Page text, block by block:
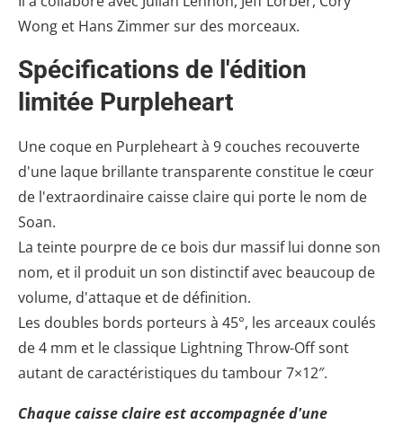
Wong et Hans Zimmer sur des morceaux.
Spécifications de l'édition
limitée Purpleheart
Une coque en Purpleheart à 9 couches recouverte
d'une laque brillante transparente constitue le cœur
de l'extraordinaire caisse claire qui porte le nom de
Soan.
La teinte pourpre de ce bois dur massif lui donne son
nom, et il produit un son distinctif avec beaucoup de
volume, d'attaque et de définition.
Les doubles bords porteurs à 45°, les arceaux coulés
de 4 mm et le classique Lightning Throw-Off sont
autant de caractéristiques du tambour 7×12″.
Chaque caisse claire est accompagnée d'une